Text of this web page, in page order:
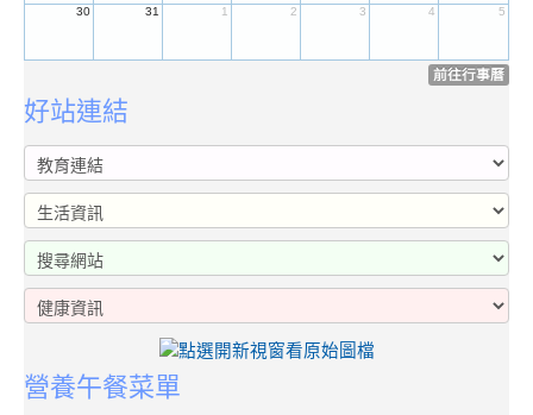
30 31 1 2 3 4 5
前往行事曆
好站連結
營養午餐菜單